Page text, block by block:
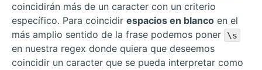
coincidirán más de un caracter con un criterio
específico. Para coincidir espacios en blanco en el
más amplio sentido de la frase podemos poner
\s
en nuestra regex donde quiera que deseemos
coincidir un caracter que se pueda interpretar como